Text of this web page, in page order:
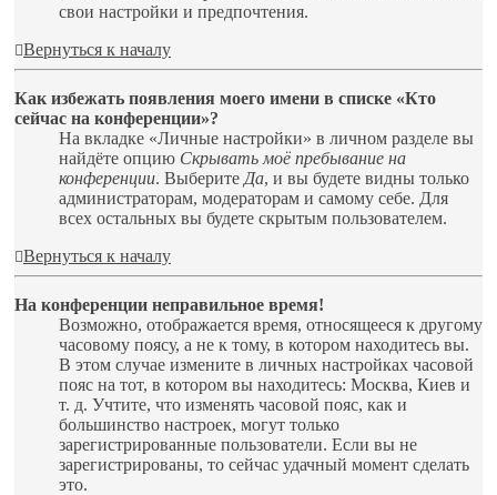
свои настройки и предпочтения.
Вернуться к началу
Как избежать появления моего имени в списке «Кто
сейчас на конференции»?
На вкладке «Личные настройки» в личном разделе вы
найдёте опцию Скрывать моё пребывание на
конференции. Выберите Да, и вы будете видны только
администраторам, модераторам и самому себе. Для
всех остальных вы будете скрытым пользователем.
Вернуться к началу
На конференции неправильное время!
Возможно, отображается время, относящееся к другому
часовому поясу, а не к тому, в котором находитесь вы.
В этом случае измените в личных настройках часовой
пояс на тот, в котором вы находитесь: Москва, Киев и
т. д. Учтите, что изменять часовой пояс, как и
большинство настроек, могут только
зарегистрированные пользователи. Если вы не
зарегистрированы, то сейчас удачный момент сделать
это.